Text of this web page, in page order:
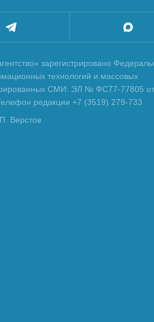
зарегистрировано
технологий и массовых
СМИ: ЭЛ № ФС77-77805 от
редакции +7 (3519) 279-733
Верстов